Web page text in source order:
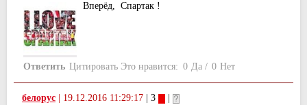
Вперёд, Спартак !
Ответить Цитировать Это нравится: 0 Да / 0 Нет
белорус 19.12.2016 11:29:17 | 3